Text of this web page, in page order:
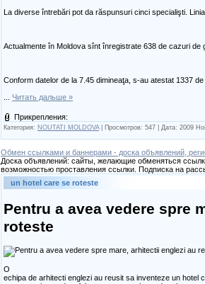
La diverse întrebări pot da răspunsuri cinci specialişti.
Actualmente în Moldova sînt înregistrate 638 de cazuri de
Conform datelor de la 7.45 dimineaţa, s-au atestat 1337
Читать дальше »
Прикрепления:
Категория: NOUTATI MOLDOVA| Просмотров: 547 | Дата: 2009
Обмен ссылками и баннерами - доска объявлений,
Доска объявлений: сайты, желающие обменяться
возможностью проставления ссылки. Подписка на
un hotel care se roteste
Pentru a avea vedere spre
roteste
O
echipa de arhitecti englezi au reusit sa inventeze un hotel